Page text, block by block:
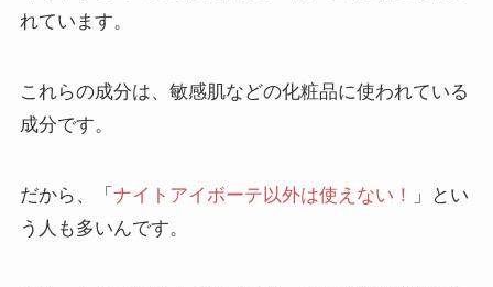
れています。
これらの成分は、敏感肌などの化粧品に使われている
成分です。
だから、「 ナイトアイボーテ以外は使えない！
」とい
う人も多いんです。